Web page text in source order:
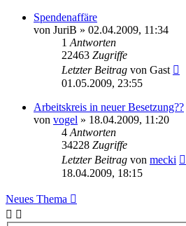
Spendenaffäre
von JuriB » 02.04.2009, 11:34
1 Antworten
22463 Zugriffe
Letzter Beitrag von Gast
01.05.2009, 23:55
Arbeitskreis in neuer Besetzung??
von vogel » 18.04.2009, 11:20
4 Antworten
34228 Zugriffe
Letzter Beitrag von mecki
18.04.2009, 18:15
Neues Thema